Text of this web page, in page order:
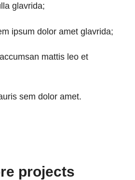
glavrida;
ipsum dolor amet glavrida;
mattis leo et
sem dolor amet.
projects